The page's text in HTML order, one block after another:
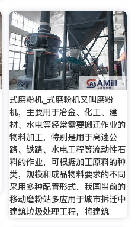
式磨粉机_式磨粉机又叫磨粉
机，主要用于冶金、化工、建
材、水电等经常需要搬迁作业的
物料加工，特别是用于高速公
路、铁路、水电工程等流动性石
料的作业，可根据加工原料的种
类，规模和成品物料要求的不同
采用多种配置形式。我国当前的
移动磨粉站多应用于城市拆迁中
建筑垃圾处理工程，将建筑